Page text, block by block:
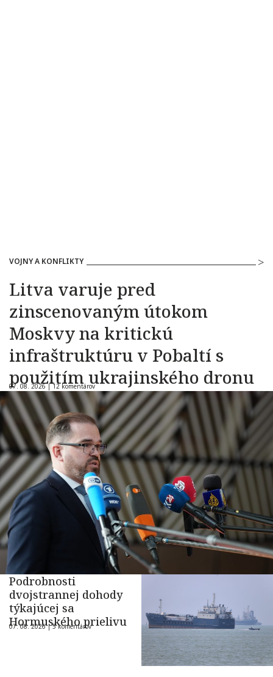
VOJNY A KONFLIKTY
Litva varuje pred
zinscenovaným útokom
Moskvy na kritickú
infraštruktúru v Pobaltí s
použitím ukrajinského dronu
07. 08. 2026 |12 komentárov
Podrobnosti
dvojstrannej dohody
týkajúcej sa
Hormuského prielivu
07. 08. 2026 |5 komentárov